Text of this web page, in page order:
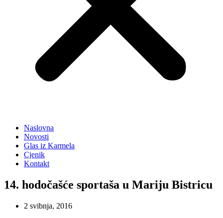
Naslovna
Novosti
Glas iz Karmela
Cjenik
Kontakt
14. hodočašće sportaša u Mariju Bistricu
2 svibnja, 2016